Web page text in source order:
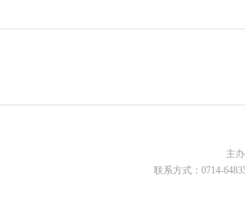
主
联系方式：0714-